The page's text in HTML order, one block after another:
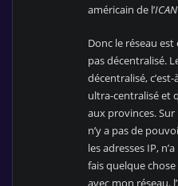
américain de l’ICAN
Donc le réseau
pas décentralisé.
décentralisé,
ultra-centralisé et
aux provinces. Sur
n’y a pas de
les adresses IP,
fais quelque
avec mon réseau, l’